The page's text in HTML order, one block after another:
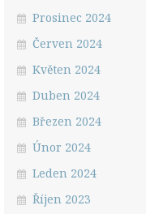
Prosinec 2024
Červen 2024
Květen 2024
Duben 2024
Březen 2024
Únor 2024
Leden 2024
Říjen 2023